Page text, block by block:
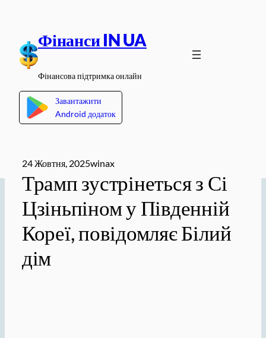
вмісту
Фінанси IN UA
Фінансова підтримка онлайн
Завантажити
Android додаток
24 Жовтня, 2025winax
Трамп зустрінеться з Сі
Цзіньпіном у Південній
Кореї, повідомляє Білий
дім